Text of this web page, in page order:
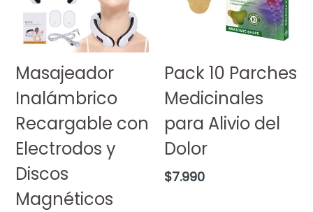
Masajeador
Inalámbrico
Recargable con
Electrodos y
Discos
Magnéticos
Pack 10 Parches
Medicinales
para Alivio del
Dolor
Precio
$7.990